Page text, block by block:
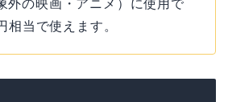
外の映画・アニメ）に使用で
相当で使えます。